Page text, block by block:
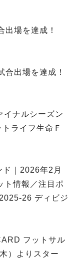
場を達成！
出場を達成！
イナルシーズン
ライフ生命Ｆ
ド｜2026年2月
ト情報／注目ポ
26 ディビジ
フットサル
）よりスター